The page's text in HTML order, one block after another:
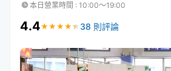
本日營業時間 : 10:00〜19:00
4.4★ ★ ★ ★ ★
★ ★ ★ ★ ★ 38 則評論